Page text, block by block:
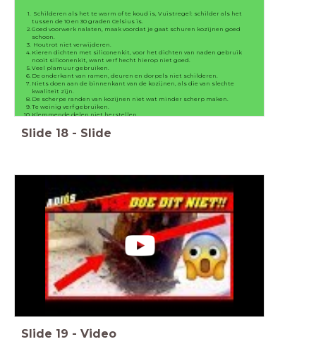
Schilderen als het te warm of te koud is, Vuistregel: schilder als het
tussen de 10 en 30 graden Celsius is.
Goed voorwerk nalaten, maak voordat je gaat schuren kozijnen goed
schoon.
Houtrot niet verwijderen.
Kieren dichten met siliconenkit, voor het dichten van naden gebruik
nooit siliconenkit, want verf hecht hierop niet goed.
Veel plamuur gebruiken.
De onderkant van ramen, deuren en dorpels niet schilderen.
Niets doen aan de binnenkant van de kozijnen, als die van slechte
kwaliteit zijn.
De scherpe randen van kozijnen niet wat minder scherp maken.
Te weinig verf gebruiken.
Klemmende delen niet herstellen
Slide 18 - Slide
Slide 19 - Video